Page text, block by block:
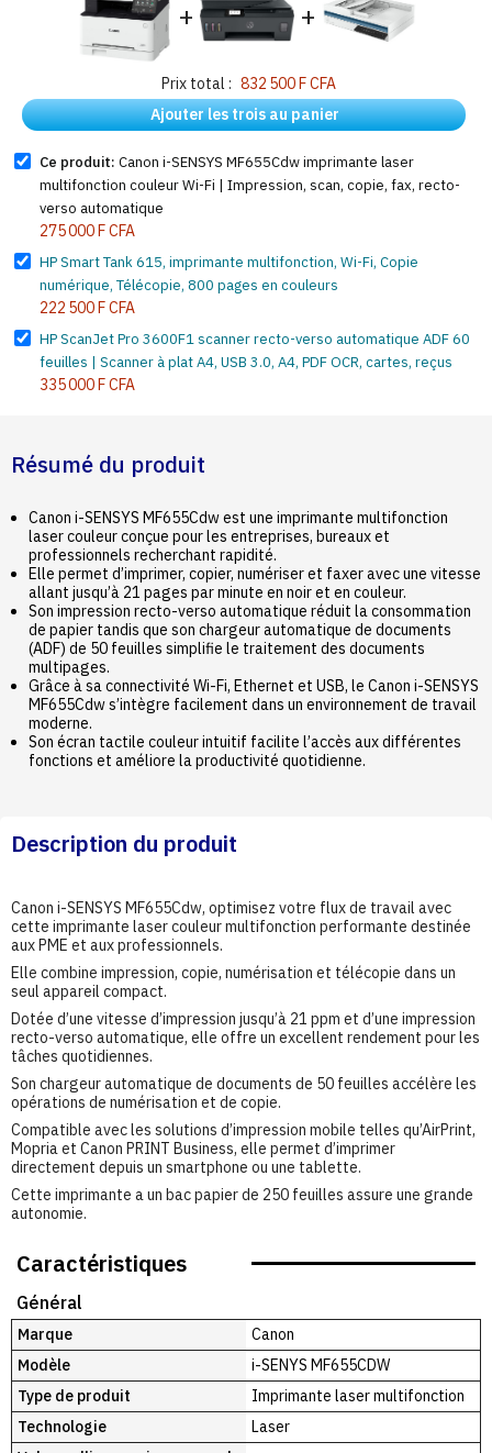
+ +
Prix total : 832 500 F CFA
Ajouter les trois au panier
Ce produit: Canon i-SENSYS MF655Cdw imprimante laser
multifonction couleur Wi-Fi | Impression, scan, copie, fax, recto-
verso automatique
275 000 F CFA
HP Smart Tank 615, imprimante multifonction, Wi-Fi, Copie
numérique, Télécopie, 800 pages en couleurs
222 500 F CFA
HP ScanJet Pro 3600F1 scanner recto-verso automatique ADF 60
feuilles | Scanner à plat A4, USB 3.0, A4, PDF OCR, cartes, reçus
335 000 F CFA
Résumé du produit
Canon i-SENSYS MF655Cdw est une imprimante multifonction
laser couleur conçue pour les entreprises, bureaux et
professionnels recherchant rapidité.
Elle permet d’imprimer, copier, numériser et faxer avec une vitesse
allant jusqu’à 21 pages par minute en noir et en couleur.
Son impression recto-verso automatique réduit la consommation
de papier tandis que son chargeur automatique de documents
(ADF) de 50 feuilles simplifie le traitement des documents
multipages.
Grâce à sa connectivité Wi-Fi, Ethernet et USB, le Canon i-SENSYS
MF655Cdw s’intègre facilement dans un environnement de travail
moderne.
Son écran tactile couleur intuitif facilite l’accès aux différentes
fonctions et améliore la productivité quotidienne.
Description du produit
Canon i-SENSYS MF655Cdw, optimisez votre flux de travail avec
cette imprimante laser couleur multifonction performante destinée
aux PME et aux professionnels.
Elle combine impression, copie, numérisation et télécopie dans un
seul appareil compact.
Dotée d’une vitesse d’impression jusqu’à 21 ppm et d’une impression
recto-verso automatique, elle offre un excellent rendement pour les
tâches quotidiennes.
Son chargeur automatique de documents de 50 feuilles accélère les
opérations de numérisation et de copie.
Compatible avec les solutions d’impression mobile telles qu’AirPrint,
Mopria et Canon PRINT Business, elle permet d’imprimer
directement depuis un smartphone ou une tablette.
Cette imprimante a un bac papier de 250 feuilles assure une grande
autonomie.
Caractéristiques
Général
Marque
Canon
Modèle
i-SENYS MF655CDW
Type de produit
Imprimante laser multifonction
Technologie
Laser